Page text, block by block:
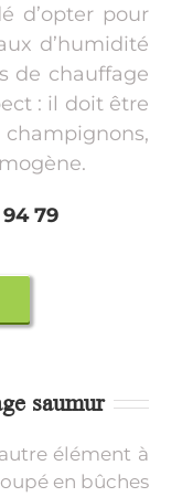
d’opter pour
d’humidité
de chauffage
: il doit être
79
saumur
élément à
en bûches